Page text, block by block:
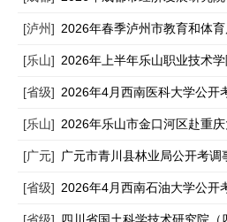
[泸州]
[乐山]
[省级]
[乐山]
[广元]
[省级]